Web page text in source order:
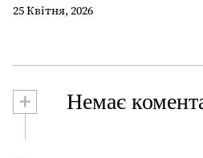
25 Квітня, 2026
+ Немає